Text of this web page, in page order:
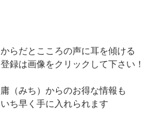
からだとこころの声に耳を傾ける
登録は画像をクリックして下さい！
庸（みち）からのお得な情報も
いち早く手に入れられます